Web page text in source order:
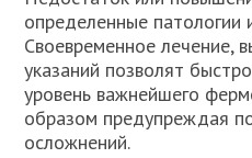
определенные патологии
Своевременное лечение,
указаний позволят
уровень важнейшего
образом предупреждая
осложнений.